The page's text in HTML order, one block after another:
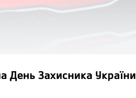
День Захисника України